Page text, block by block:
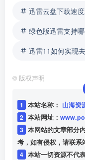
迅雷云盘下载速
绿色版迅雷支持
迅雷11如何实现
© 版权声明
1 本站名称： 山海资
2 本站网址：
3 本网站的文章部分
考，如有侵权，请联系
4 本站一切资源不代